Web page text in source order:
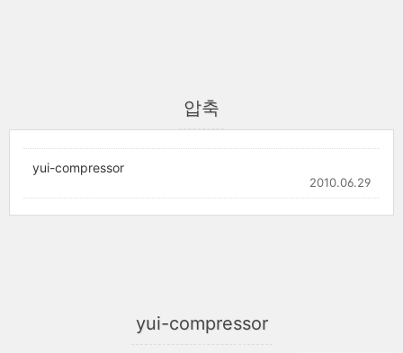
압축
yui-compressor
2010.06.29
yui-compressor